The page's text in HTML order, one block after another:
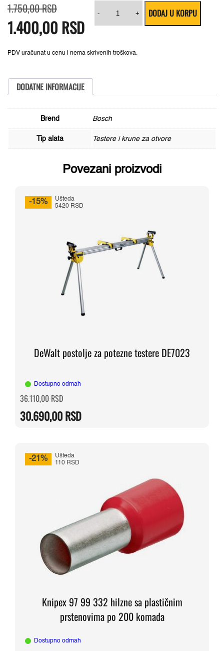
1.750,00RSDcena
je
bila:
1.750,00 RSD.
1.400,00 RSD
cena
je:
1.400,00 RSD.
PDV uračunat u cenu i nema skrivenih troškova.
-
provrta
Bosch
+ DODAJ U KORPU
DODATNE INFORMACIJE
Brend Bosch
Tip alata Testere i krune za otvore
Povezani proizvodi
-15%
Ušteda
5420 RSD
DeWalt postolje za potezne testere DE7023
Dostupno odmah
36.110,00RSDOriginalna
cena
bila:
36.110,00 RSD.
30.690,00RSD
Trenutna
cena
30.690,00 RSD.
-21%
Ušteda
110 RSD
Knipex 97 99 332 hilzne sa plastičnim
prstenovima po 200 komada
Dostupno odmah